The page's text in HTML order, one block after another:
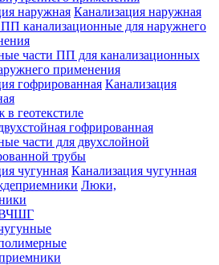
Канализация наружная
канализационные для наружнего
части ПП для канализационных
применения
Канализация
в геотекстиле
гофрированная
части для двухслойной
трубы
Канализация чугунная
Люки,